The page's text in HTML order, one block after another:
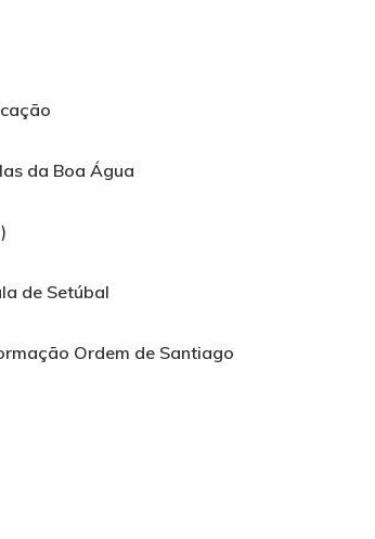
da Boa Água
de Setúbal
Ordem de Santiago